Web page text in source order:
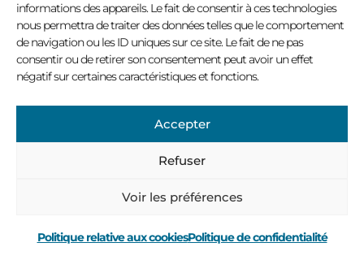
informations des appareils. Le fait de consentir à ces technologies
nous permettra de traiter des données telles que le comportement
de navigation ou les ID uniques sur ce site. Le fait de ne pas
consentir ou de retirer son consentement peut avoir un effet
négatif sur certaines caractéristiques et fonctions.
Accepter
Refuser
Voir les préférences
Politique relative aux cookiesPolitique de confidentialité